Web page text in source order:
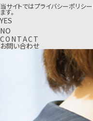
当サイトではプライバシーポリシー
ます。
YES
NO
CO N TACT
お問い合わせ